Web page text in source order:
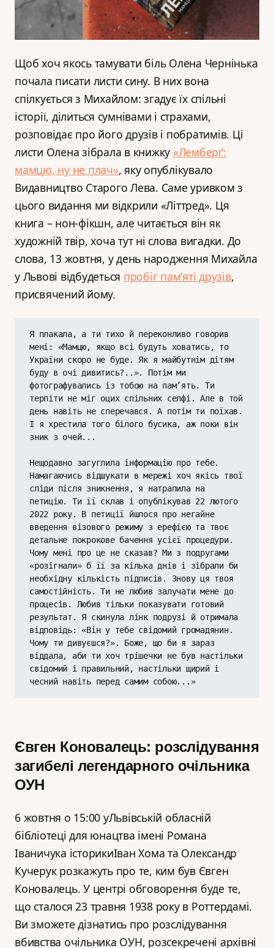
Щоб хоч якось тамувати біль Олена Чернінька
почала писати листи сину. В них вона
спілкується з Михайлом: згадує їх спільні
історії, ділиться сумнівами і страхами,
розповідає про його друзів і побратимів. Ці
листи Олена зібрала в книжку «Лемберґ:
мамцю, ну не плач», яку опублікувало
Видавництво Старого Лева. Саме уривком з
цього видання ми відкрили «Літтред». Ця
книга – нон-фікшн, але читається він як
художній твір, хоча тут ні слова вигадки. До
слова, 13 жовтня, у день народження Михайла
у Львові відбудеться пробіг пам’яті друзів,
присвячений йому.
Я плакала, а ти тихо й переконливо говорив
мені: «Мамцю, якщо всі будуть ховатись, то
України скоро не буде. Як я майбутнім дітям
буду в очі дивитись?..». Потім ми
фотографувались із тобою на пам’ять. Ти
терпіти не міг оцих спільних селфі. Але в той
день навіть не сперечався. А потім ти поїхав.
І я хрестила того білого бусика, аж поки він
зник з очей...
Нещодавно загуглила інформацію про тебе.
Намагаючись відшукати в мережі хоч якісь твої
сліди після зникнення, я натрапила на
петицію. Ти її склав і опублікував 22 лютого
2022 року. В петиції йшлося про негайне
введення візового режиму з ерефією та твоє
детальне покрокове бачення усієї процедури.
Чому мені про це не сказав? Ми з подругами
«розігнали» б її за кілька днів і зібрали би
необхідну кількість підписів. Знову ця твоя
самостійність. Ти не любив залучати мене до
процесів. Любив тільки показувати готовий
результат. Я скинула лінк подрузі й отримала
відповідь: «Він у тебе свідомий громадянин.
Чому ти дивуєшся?». Боже, що би я зараз
віддала, аби ти хоч трішечки не був настільки
свідомий і правильний, настільки щирий і
чесний навіть перед самим собою...»
Євген Коновалець: розслідування
загибелі легендарного очільника
ОУН
6 жовтня о 15:00 уЛьвівській обласній
бібліотеці для юнацтва імені Романа
Іваничука історикиІван Хома та Олександр
Кучерук розкажуть про те, ким був Євген
Коновалець. У центрі обговорення буде те,
що сталося 23 травня 1938 року в Роттердамі.
Ви зможете дізнатись про розслідування
вбивства очільника ОУН, розсекречені архівні